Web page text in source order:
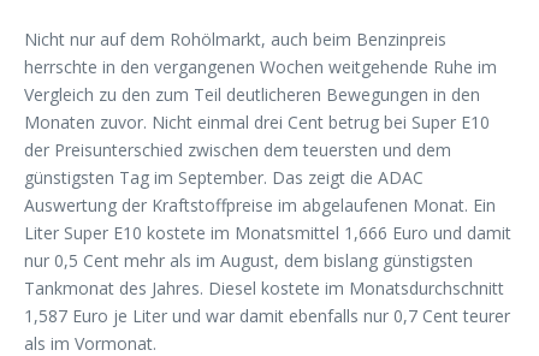
Nicht nur auf dem Rohölmarkt, auch beim Benzinpreis
herrschte in den vergangenen Wochen weitgehende Ruhe im
Vergleich zu den zum Teil deutlicheren Bewegungen in den
Monaten zuvor. Nicht einmal drei Cent betrug bei Super E10
der Preisunterschied zwischen dem teuersten und dem
günstigsten Tag im September. Das zeigt die ADAC
Auswertung der Kraftstoffpreise im abgelaufenen Monat. Ein
Liter Super E10 kostete im Monatsmittel 1,666 Euro und damit
nur 0,5 Cent mehr als im August, dem bislang günstigsten
Tankmonat des Jahres. Diesel kostete im Monatsdurchschnitt
1,587 Euro je Liter und war damit ebenfalls nur 0,7 Cent teurer
als im Vormonat.